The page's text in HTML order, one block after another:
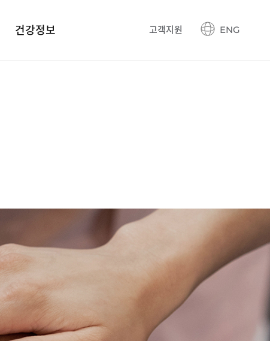
건강정보 고객지원 ENG